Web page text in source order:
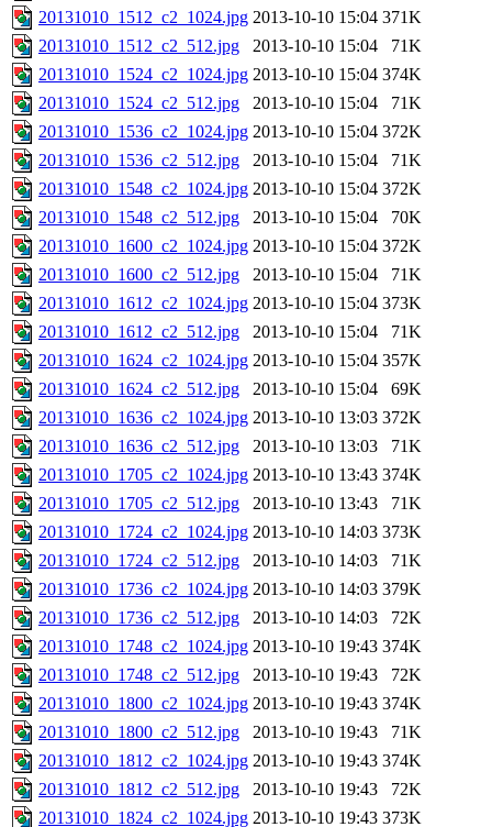
20131010_1512_c2_1024.jpg 2013-10-10 15:04 371K
20131010_1512_c2_512.jpg
2013-10-10 15:04
71K
20131010_1524_c2_1024.jpg 2013-10-10 15:04 374K
20131010_1524_c2_512.jpg
2013-10-10 15:04
71K
20131010_1536_c2_1024.jpg 2013-10-10 15:04 372K
20131010_1536_c2_512.jpg
2013-10-10 15:04
71K
20131010_1548_c2_1024.jpg 2013-10-10 15:04 372K
20131010_1548_c2_512.jpg
2013-10-10 15:04
70K
20131010_1600_c2_1024.jpg 2013-10-10 15:04 372K
20131010_1600_c2_512.jpg
2013-10-10 15:04
71K
20131010_1612_c2_1024.jpg 2013-10-10 15:04 373K
20131010_1612_c2_512.jpg
2013-10-10 15:04
71K
20131010_1624_c2_1024.jpg 2013-10-10 15:04 357K
20131010_1624_c2_512.jpg
2013-10-10 15:04
69K
20131010_1636_c2_1024.jpg 2013-10-10 13:03 372K
20131010_1636_c2_512.jpg
2013-10-10 13:03
71K
20131010_1705_c2_1024.jpg 2013-10-10 13:43 374K
20131010_1705_c2_512.jpg
2013-10-10 13:43
71K
20131010_1724_c2_1024.jpg 2013-10-10 14:03 373K
20131010_1724_c2_512.jpg
2013-10-10 14:03
71K
20131010_1736_c2_1024.jpg 2013-10-10 14:03 379K
20131010_1736_c2_512.jpg
2013-10-10 14:03
72K
20131010_1748_c2_1024.jpg 2013-10-10 19:43 374K
20131010_1748_c2_512.jpg
2013-10-10 19:43
72K
20131010_1800_c2_1024.jpg 2013-10-10 19:43 374K
20131010_1800_c2_512.jpg
2013-10-10 19:43
71K
20131010_1812_c2_1024.jpg 2013-10-10 19:43 374K
20131010_1812_c2_512.jpg
2013-10-10 19:43
72K
20131010_1824_c2_1024.jpg 2013-10-10 19:43 373K